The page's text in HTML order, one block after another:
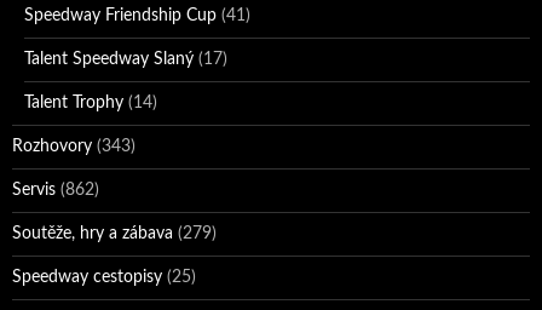
Speedway Friendship Cup (41)
Talent Speedway Slaný (17)
Talent Trophy (14)
Rozhovory (343)
Servis (862)
Soutěže, hry a zábava (279)
Speedway cestopisy (25)